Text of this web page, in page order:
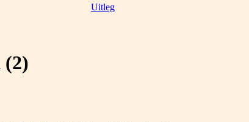
Uitleg
(2)